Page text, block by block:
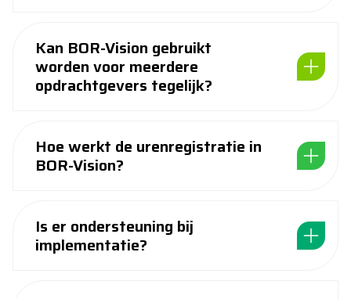
Kan BOR-Vision gebruikt
worden voor meerdere
opdrachtgevers tegelijk?
Hoe werkt de urenregistratie in
BOR-Vision?
Is er ondersteuning bij
implementatie?